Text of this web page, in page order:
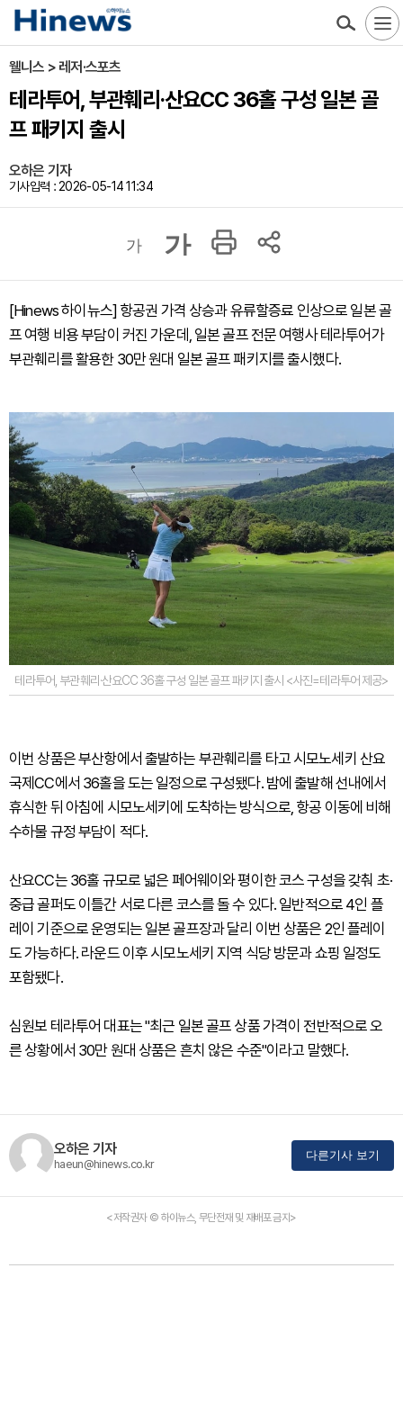
웰니스 > 레저·스포츠
테라투어, 부관훼리·산요CC 36홀 구성 일본 골
프 패키지 출시
오하은 기자
기사입력 : 2026-05-14 11:34
가 가
[Hinews 하이뉴스] 항공권 가격 상승과 유류할증료 인상으로 일본 골
프 여행 비용 부담이 커진 가운데, 일본 골프 전문 여행사 테라투어가
부관훼리를 활용한 30만 원대 일본 골프 패키지를 출시했다.
테라투어, 부관훼리·산요CC 36홀 구성 일본 골프 패키지 출시 <사진=테라투어 제공>
이번 상품은 부산항에서 출발하는 부관훼리를 타고 시모노세키 산요
국제CC에서 36홀을 도는 일정으로 구성됐다. 밤에 출발해 선내에서
휴식한 뒤 아침에 시모노세키에 도착하는 방식으로, 항공 이동에 비해
수하물 규정 부담이 적다.
산요CC는 36홀 규모로 넓은 페어웨이와 평이한 코스 구성을 갖춰 초·
중급 골퍼도 이틀간 서로 다른 코스를 돌 수 있다. 일반적으로 4인 플
레이 기준으로 운영되는 일본 골프장과 달리 이번 상품은 2인 플레이
도 가능하다. 라운드 이후 시모노세키 지역 식당 방문과 쇼핑 일정도
포함됐다.
심원보 테라투어 대표는 "최근 일본 골프 상품 가격이 전반적으로 오
른 상황에서 30만 원대 상품은 흔치 않은 수준"이라고 말했다.
오하은 기자
haeun@hinews.co.kr
다른기사 보기
<저작권자 © 하이뉴스, 무단전재 및 재배포 금지>